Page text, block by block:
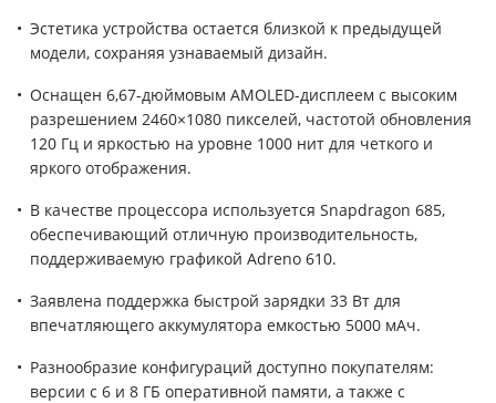
Эстетика устройства остается близкой к предыдущей
модели, сохраняя узнаваемый дизайн.
Оснащен 6,67-дюймовым AMOLED-дисплеем с высоким
разрешением 2460×1080 пикселей, частотой обновления
120 Гц и яркостью на уровне 1000 нит для четкого и
яркого отображения.
В качестве процессора используется Snapdragon 685,
обеспечивающий отличную производительность,
поддерживаемую графикой Adreno 610.
Заявлена поддержка быстрой зарядки 33 Вт для
впечатляющего аккумулятора емкостью 5000 мАч.
Разнообразие конфигураций доступно покупателям:
версии с 6 и 8 ГБ оперативной памяти, а также с